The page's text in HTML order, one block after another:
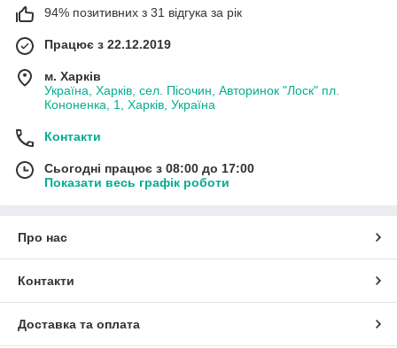
94% позитивних з 31 відгука за рік
Працює з 22.12.2019
м. Харків
Україна, Харків, сел. Пісочин, Авторинок "Лоск" пл.
Кононенка, 1, Харків, Україна
Контакти
Сьогодні працює з 08:00 до 17:00
Показати весь графік роботи
Про нас
Контакти
Доставка та оплата